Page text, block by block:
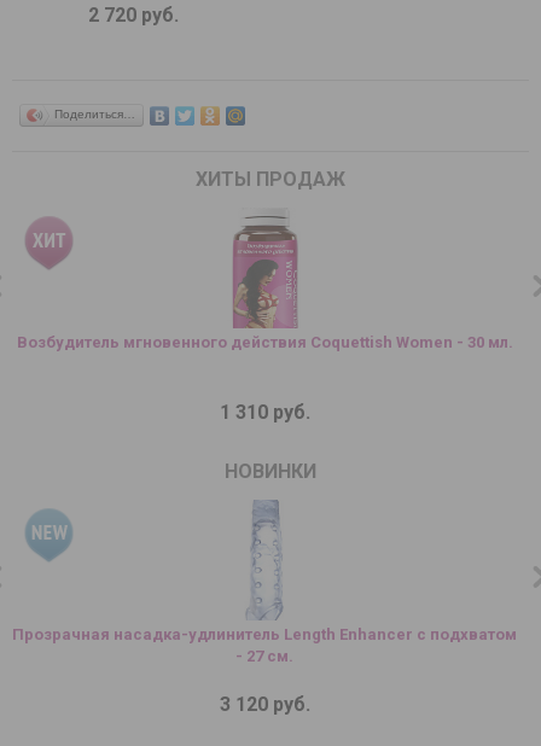
2 720 руб.
Поделиться…
ХИТЫ ПРОДАЖ
Возбудитель мгновенного действия Coquettish Women - 30 мл.
1 310 руб.
НОВИНКИ
Прозрачная насадка-удлинитель Length Enhancer с подхватом
- 27 см.
3 120 руб.